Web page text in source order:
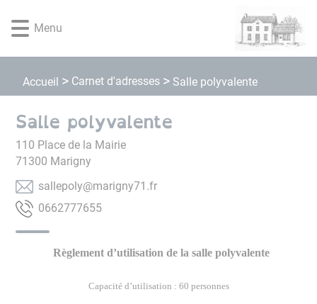
d'accès
rapide
au
d'accès
rapide
au
principal
d'accès
rapide
à
recherche
d'accès
rapide
au
Menu
Accueil Carnet d'adresses Salle polyvalente
Salle polyvalente
110 Place de la Mairie
71300 Marigny
rf.17yngiram@ylopellas
5567772660
Règlement d’utilisation de la salle polyvalente
Capacité d’utilisation : 60 personnes